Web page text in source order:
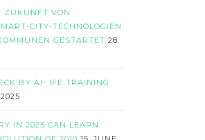
ZUKUNFT VON
CITY-TECHNOLOGIEN
GESTARTET 28.
BY AI- IFE TRAINING
IN 2025 CAN LEARN